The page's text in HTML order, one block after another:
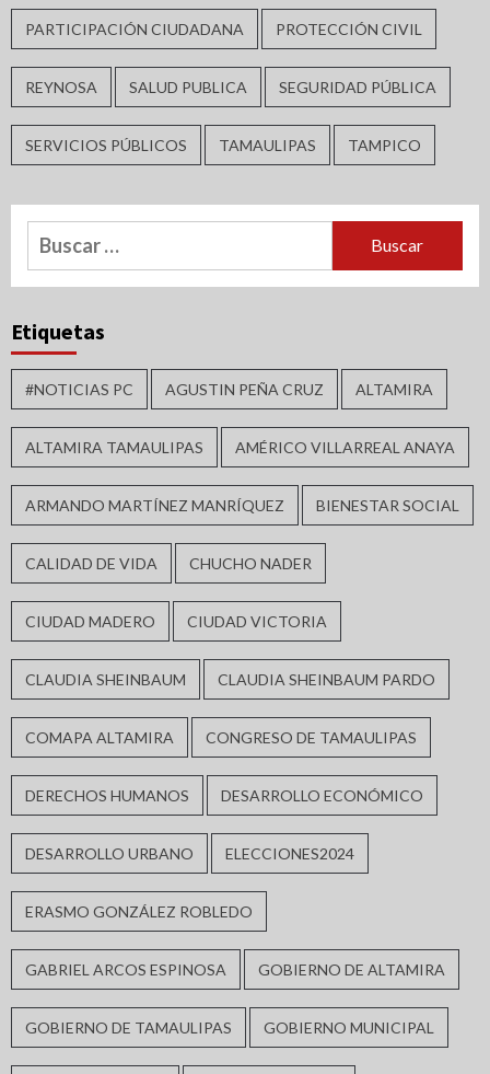
PARTICIPACIÓN CIUDADANA PROTECCIÓN CIVIL
REYNOSA SALUD PUBLICA SEGURIDAD PÚBLICA
SERVICIOS PÚBLICOS TAMAULIPAS TAMPICO
Buscar:
Etiquetas
#NOTICIAS PC AGUSTIN PEÑA CRUZ ALTAMIRA
ALTAMIRA TAMAULIPAS AMÉRICO VILLARREAL ANAYA
ARMANDO MARTÍNEZ MANRÍQUEZ BIENESTAR SOCIAL
CALIDAD DE VIDA CHUCHO NADER
CIUDAD MADERO CIUDAD VICTORIA
CLAUDIA SHEINBAUM CLAUDIA SHEINBAUM PARDO
COMAPA ALTAMIRA CONGRESO DE TAMAULIPAS
DERECHOS HUMANOS DESARROLLO ECONÓMICO
DESARROLLO URBANO ELECCIONES2024
ERASMO GONZÁLEZ ROBLEDO
GABRIEL ARCOS ESPINOSA GOBIERNO DE ALTAMIRA
GOBIERNO DE TAMAULIPAS GOBIERNO MUNICIPAL